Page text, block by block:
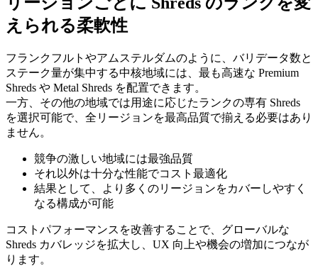
えられる柔軟性
フランクフルトやアムステルダムのように、バリデータ数と
ステーク量が集中する中核地域には、最も高速な Premium
Shreds や Metal Shreds を配置できます。
一方、その他の地域では用途に応じたランクの専有 Shreds
を選択可能で、全リージョンを最高品質で揃える必要はあり
ません。
競争の激しい地域には最強品質
それ以外は十分な性能でコスト最適化
結果として、より多くのリージョンをカバーしやすく
なる構成が可能
コストパフォーマンスを改善することで、グローバルな
Shreds カバレッジを拡大し、UX 向上や機会の増加につなが
ります。